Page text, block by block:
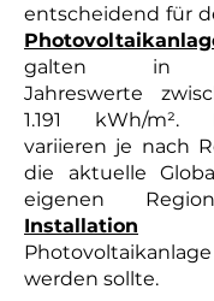
entscheidend für
galten in
Jahreswerte
1.191 kWh/m².
variieren je nach
die aktuelle
eigenen
Installation
werden sollte.